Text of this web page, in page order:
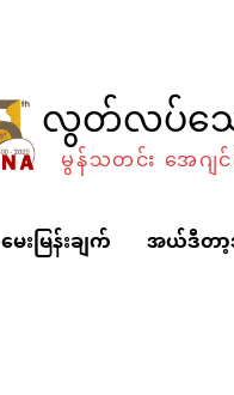
လွတ်လပ်သ
မွန်သတင်း အေဂျ
မေးမြန်းချက် အယ်ဒီတာ့